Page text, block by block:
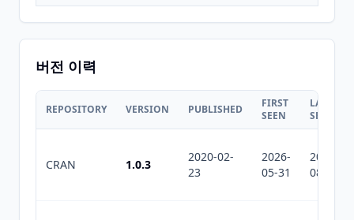
버전 이력
REPOSITORY VERSION PUBLISHED
FIRST
SEEN
LAST
SEEN
CRAN 1.0.3
2020-02-
23
2026-
05-31
2026-
08-07